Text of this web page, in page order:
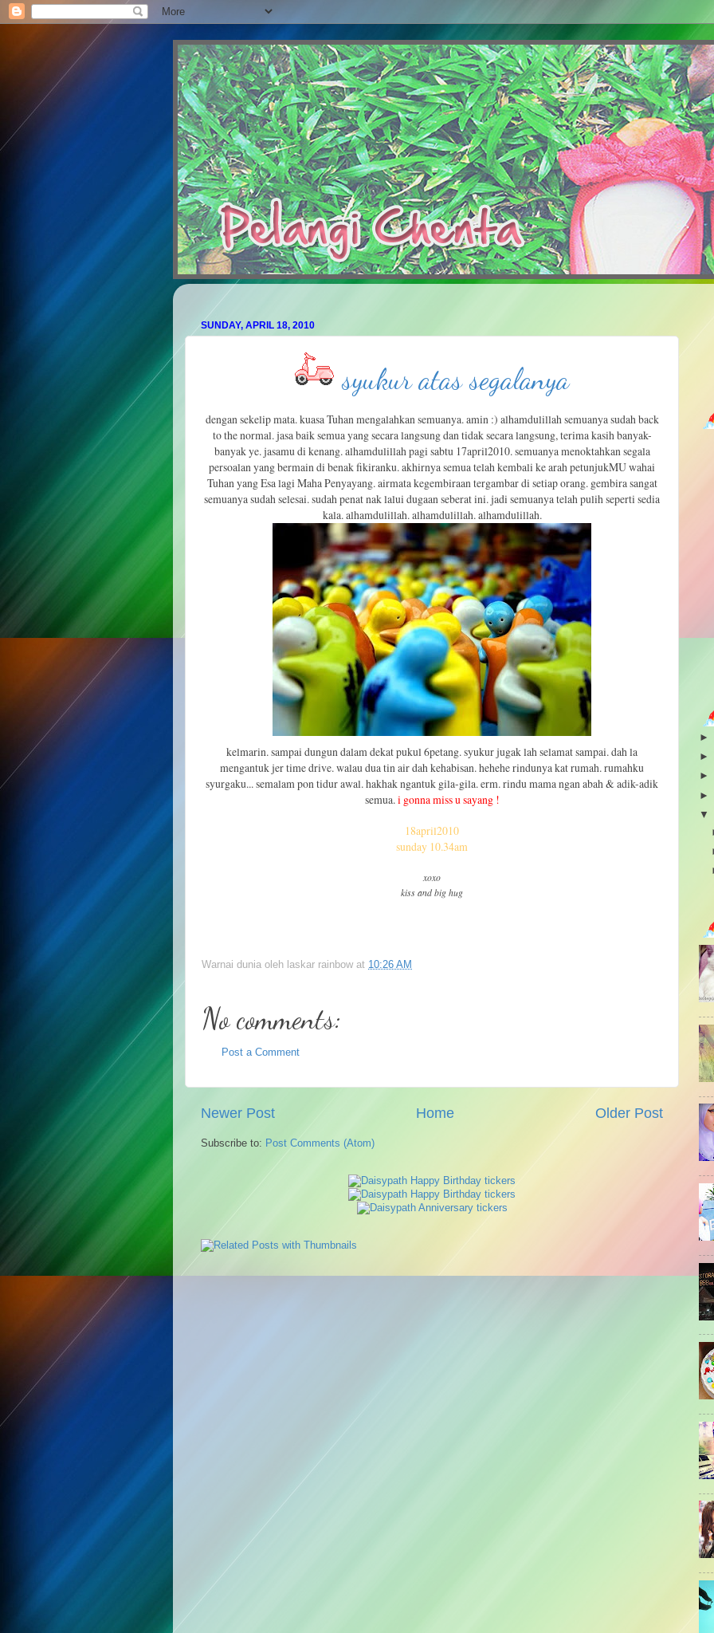
SUNDAY, APRIL 18, 2010
syukur atas segalanya
dengan sekelip mata. kuasa Tuhan mengalahkan semuanya. amin :) alhamdulillah semuanya sudah back
to the normal. jasa baik semua yang secara langsung dan tidak secara langsung, terima kasih banyak-
banyak ye. jasamu di kenang. alhamdulillah pagi sabtu 17april2010. semuanya menoktahkan segala
persoalan yang bermain di benak fikiranku. akhirnya semua telah kembali ke arah petunjukMU wahai
Tuhan yang Esa lagi Maha Penyayang. airmata kegembiraan tergambar di setiap orang. gembira sangat
semuanya sudah selesai. sudah penat nak lalui dugaan seberat ini. jadi semuanya telah pulih seperti sedia
kala. alhamdulillah. alhamdulillah. alhamdulillah.
kelmarin. sampai dungun dalam dekat pukul 6petang. syukur jugak lah selamat sampai. dah la
mengantuk jer time drive. walau dua tin air dah kehabisan. hehehe rindunya kat rumah. rumahku
syurgaku... semalam pon tidur awal. hakhak ngantuk gila-gila. erm. rindu mama ngan abah & adik-adik
semua.i gonna miss u sayang !
18april2010
sunday 10.34am
xoxo
kiss and big hug
Warnai dunia oleh laskar rainbow at 10:26 AM
No comments:
Post a Comment
Newer Post Older Post
Home
Subscribe to: Post Comments (Atom)
►
►
►
►
▼